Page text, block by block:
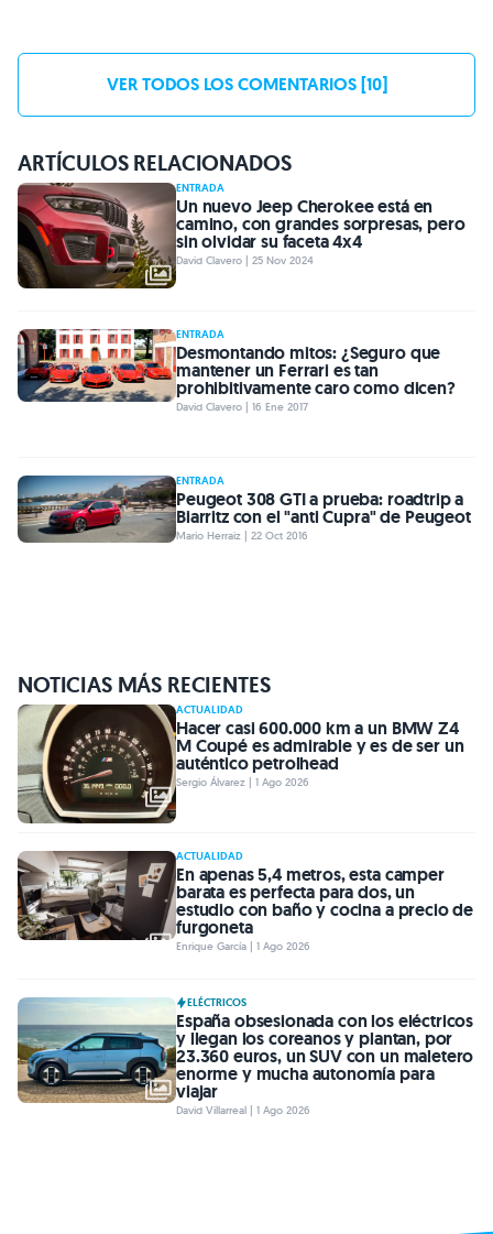
VER TODOS LOS COMENTARIOS [10]
ARTÍCULOS RELACIONADOS
ENTRADA
Un nuevo Jeep Cherokee está en
camino, con grandes sorpresas, pero
sin olvidar su faceta 4x4
David Clavero | 25 Nov 2024
ENTRADA
Desmontando mitos: ¿Seguro que
mantener un Ferrari es tan
prohibitivamente caro como dicen?
David Clavero | 16 Ene 2017
ENTRADA
Peugeot 308 GTI a prueba: roadtrip a
Biarritz con el "anti Cupra" de Peugeot
Mario Herraiz | 22 Oct 2016
NOTICIAS MÁS RECIENTES
ACTUALIDAD
Hacer casi 600.000 km a un BMW Z4
M Coupé es admirable y es de ser un
auténtico petrolhead
Sergio Álvarez | 1 Ago 2026
ACTUALIDAD
En apenas 5,4 metros, esta camper
barata es perfecta para dos, un
estudio con baño y cocina a precio de
furgoneta
Enrique García | 1 Ago 2026
ELÉCTRICOS
España obsesionada con los eléctricos
y llegan los coreanos y plantan, por
23.360 euros, un SUV con un maletero
enorme y mucha autonomía para
viajar
David Villarreal | 1 Ago 2026